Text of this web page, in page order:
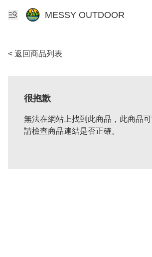
MESSY OUTDOOR
< 返回商品列表
很抱歉
無法在網站上找到此商品，此商品可
請檢查商品連結是否正確。